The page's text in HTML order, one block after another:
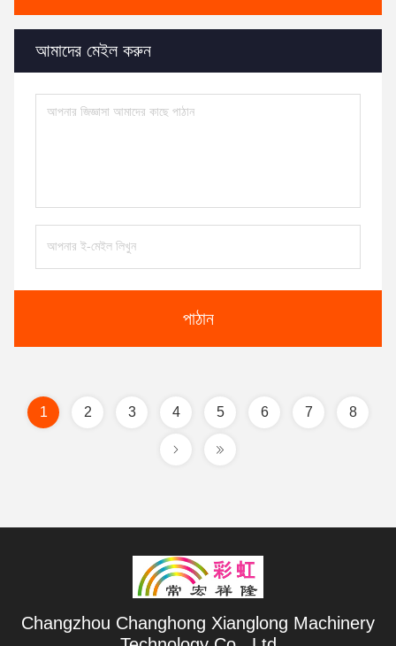
আমাদের মেইল ​​করুন
পাঠান
1 2 3 4 5 6 7 8
Changzhou Changhong Xianglong Machinery